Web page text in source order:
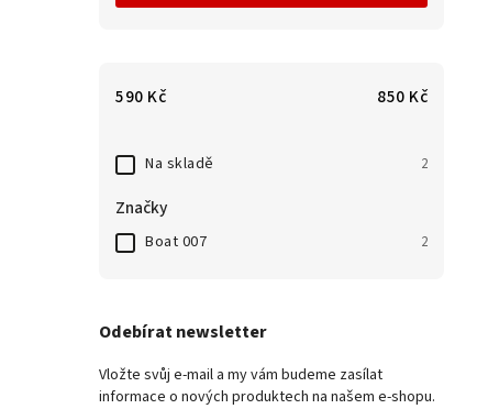
590 Kč 850 Kč
Na skladě 2
Značky
Boat 007 2
Odebírat newsletter
Vložte svůj e-mail a my vám budeme zasílat
informace o nových produktech na našem e-shopu.